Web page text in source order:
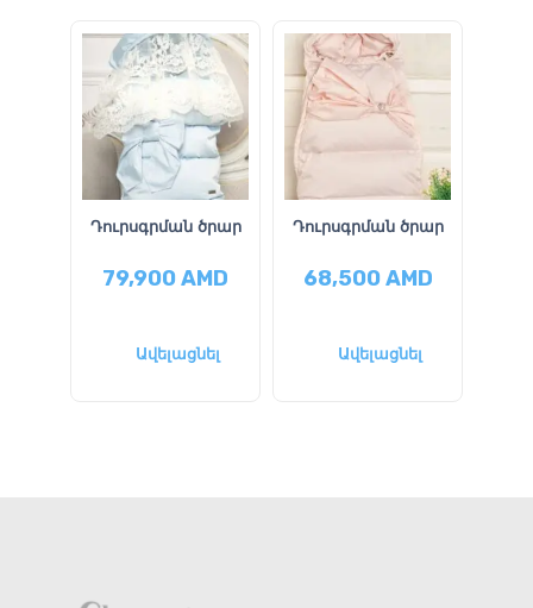
Դուրսգրման ծրար
79,900AMD
Ավելացնել
Դուրսգրման ծրար
68,500AMD
Ավելացնել